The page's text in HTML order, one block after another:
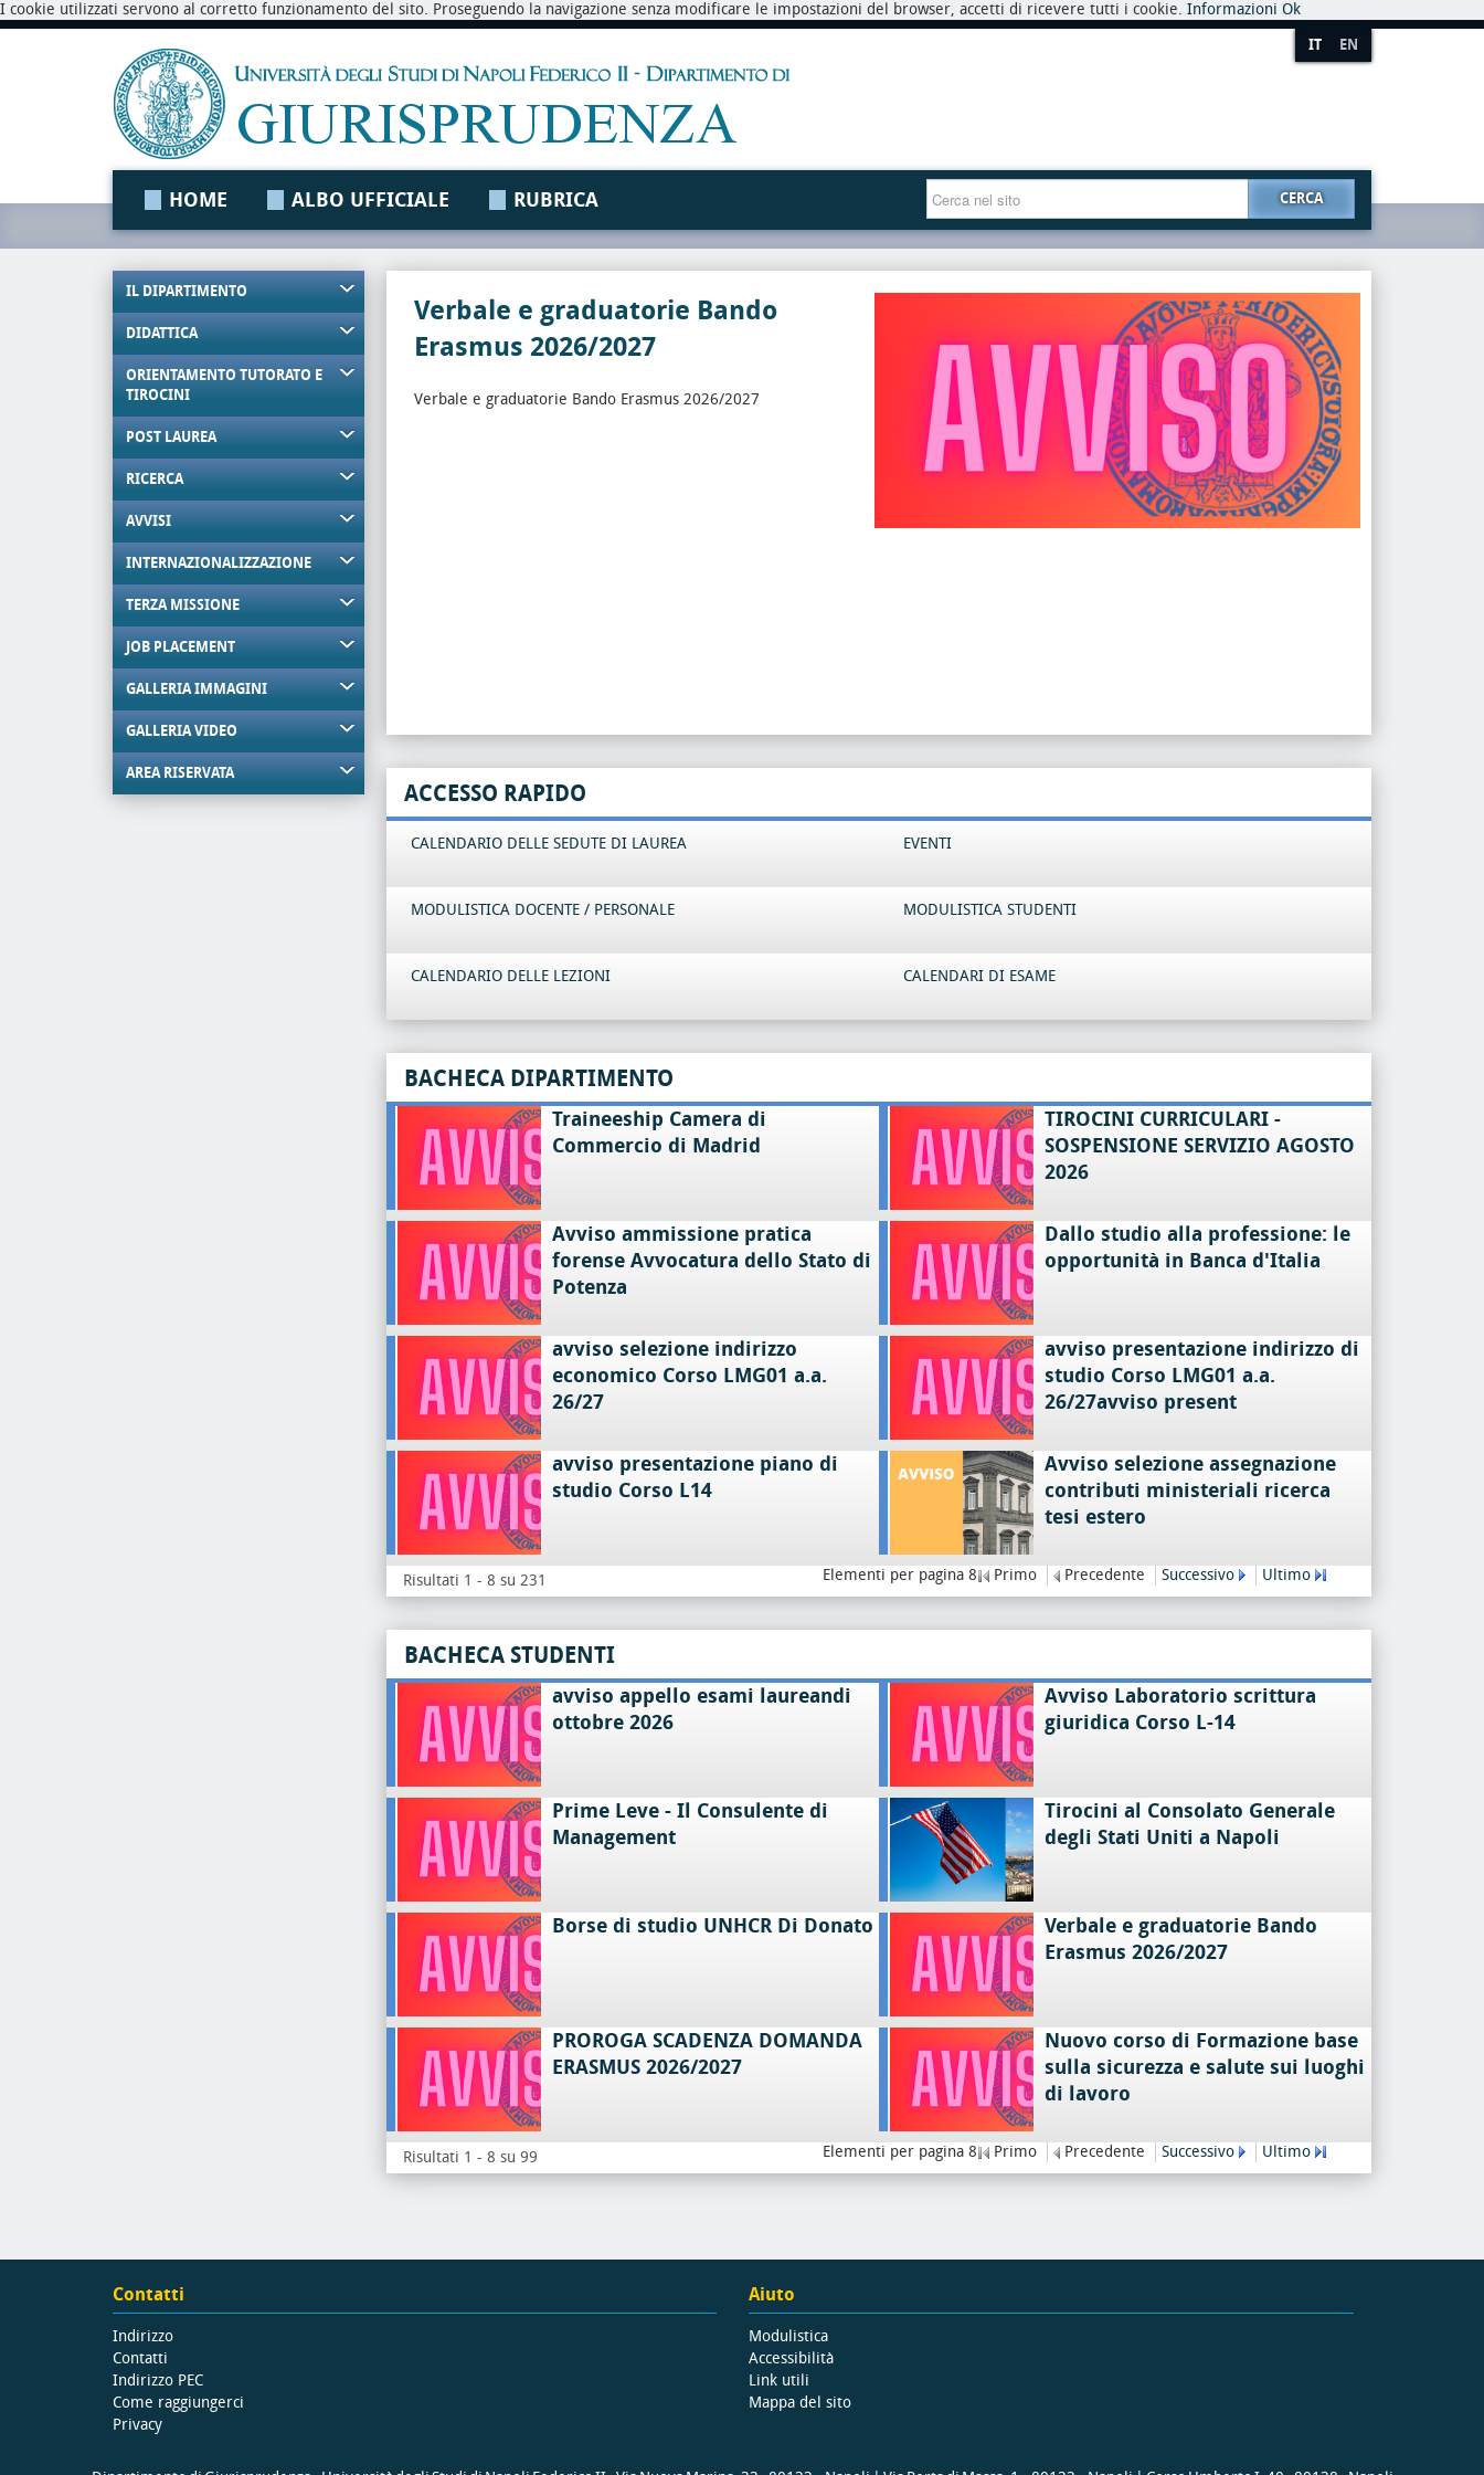
I cookie utilizzati servono al corretto funzionamento del sito. Proseguendo la navigazione senza modificare le impostazioni del browser, accetti di ricevere tutti i cookie. Informazioni Ok
IT EN
HOME ALBO UFFICIALE RUBRICA CERCA
IL DIPARTIMENTO
DIDATTICA
ORIENTAMENTO TUTORATO E
TIROCINI
POST LAUREA
RICERCA
AVVISI
INTERNAZIONALIZZAZIONE
TERZA MISSIONE
JOB PLACEMENT
GALLERIA IMMAGINI
GALLERIA VIDEO
AREA RISERVATA
Verbale e graduatorie Bando
Erasmus 2026/2027
Verbale e graduatorie Bando Erasmus 2026/2027
ACCESSO RAPIDO
CALENDARIO DELLE SEDUTE DI LAUREA EVENTI
MODULISTICA DOCENTE / PERSONALE MODULISTICA STUDENTI
CALENDARIO DELLE LEZIONI CALENDARI DI ESAME
BACHECA DIPARTIMENTO
Traineeship Camera di
Commercio di Madrid
TIROCINI CURRICULARI -
SOSPENSIONE SERVIZIO AGOSTO
2026
Avviso ammissione pratica
forense Avvocatura dello Stato di
Potenza
Dallo studio alla professione: le
opportunità in Banca d'Italia
avviso selezione indirizzo
economico Corso LMG01 a.a.
26/27
avviso presentazione indirizzo di
studio Corso LMG01 a.a.
26/27avviso present
avviso presentazione piano di
studio Corso L14
Avviso selezione assegnazione
contributi ministeriali ricerca
tesi estero
Risultati 1 - 8 su 231 Elementi per pagina 8 Primo Precedente Successivo Ultimo
BACHECA STUDENTI
avviso appello esami laureandi
ottobre 2026
Avviso Laboratorio scrittura
giuridica Corso L-14
Prime Leve - Il Consulente di
Management
Tirocini al Consolato Generale
degli Stati Uniti a Napoli
Borse di studio UNHCR Di Donato
Verbale e graduatorie Bando
Erasmus 2026/2027
PROROGA SCADENZA DOMANDA
ERASMUS 2026/2027
Nuovo corso di Formazione base
sulla sicurezza e salute sui luoghi
di lavoro
Risultati 1 - 8 su 99 Elementi per pagina 8 Primo Precedente Successivo Ultimo
Contatti
Indirizzo
Contatti
Indirizzo PEC
Come raggiungerci
Privacy
Aiuto
Modulistica
Accessibilità
Link utili
Mappa del sito